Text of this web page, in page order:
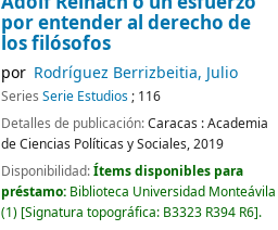
por entender al derecho de
los filósofos
por Rodríguez Berrizbeitia, Julio
Series Serie Estudios; 116
Detalles de publicación:Caracas :Academia
de Ciencias Políticas y Sociales,2019
Disponibilidad:Ítems disponibles para
préstamo: Biblioteca Universidad Monteávila
(1) Signatura topográfica: B3323 R394 R6 .